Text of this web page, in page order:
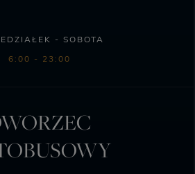
- SOBOTA
6:00 - 23:00